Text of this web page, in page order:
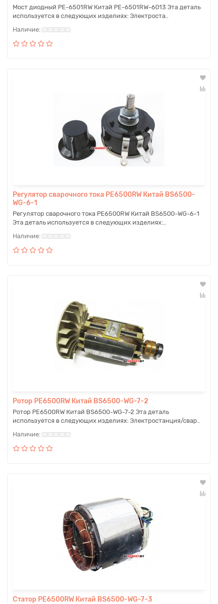
Мост диодный PE-6501RW Китай PE-6501RW-6013 Эта деталь
используется в следующих изделиях: Электроста..
Регулятор сварочного тока PE6500RW Китай BS6500-
WG-6-1
Регулятор сварочного тока PE6500RW Китай BS6500-WG-6-1
Эта деталь используется в следующих изделиях:..
Ротор PE6500RW Китай BS6500-WG-7-2
Ротор PE6500RW Китай BS6500-WG-7-2 Эта деталь
используется в следующих изделиях: Электростанция/свар..
Статор PE6500RW Китай BS6500-WG-7-3